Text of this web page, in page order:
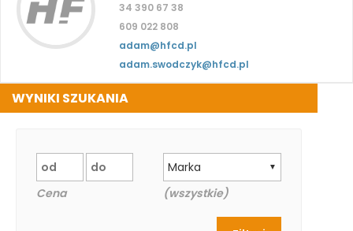
34 390 67 38
609 022 808
adam@hfcd.pl
adam.swodczyk@hfcd.pl
WYNIKI SZUKANIA
Cena
▼
Marka
(wszystkie)